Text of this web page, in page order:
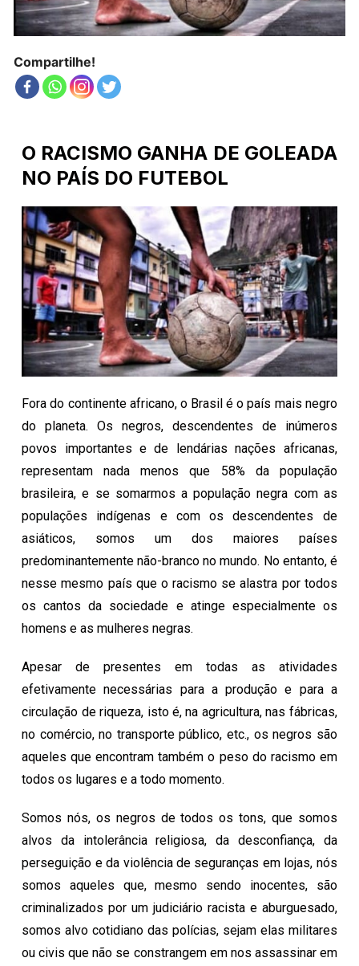
Compartilhe!
O RACISMO GANHA DE GOLEADA
NO PAÍS DO FUTEBOL
Fora do continente africano, o Brasil é o país mais negro
do planeta. Os negros, descendentes de inúmeros
povos importantes e de lendárias nações africanas,
representam nada menos que 58% da população
brasileira, e se somarmos a população negra com as
populações indígenas e com os descendentes de
asiáticos, somos um dos maiores países
predominantemente não-branco no mundo. No entanto, é
nesse mesmo país que o racismo se alastra por todos
os cantos da sociedade e atinge especialmente os
homens e as mulheres negras.
Apesar de presentes em todas as atividades
efetivamente necessárias para a produção e para a
circulação de riqueza, isto é, na agricultura, nas fábricas,
no comércio, no transporte público, etc., os negros são
aqueles que encontram também o peso do racismo em
todos os lugares e a todo momento.
Somos nós, os negros de todos os tons, que somos
alvos da intolerância religiosa, da desconfiança, da
perseguição e da violência de seguranças em lojas, nós
somos aqueles que, mesmo sendo inocentes, são
criminalizados por um judiciário racista e aburguesado,
somos alvo cotidiano das polícias, sejam elas militares
ou civis que não se constrangem em nos assassinar em